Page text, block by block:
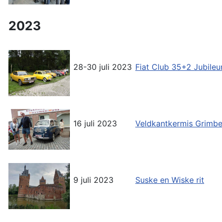
2023
28-30 juli 2023 Fiat Club 35+2
16 juli 2023 Veldkantkermis
9 juli 2023 Suske en Wiske rit